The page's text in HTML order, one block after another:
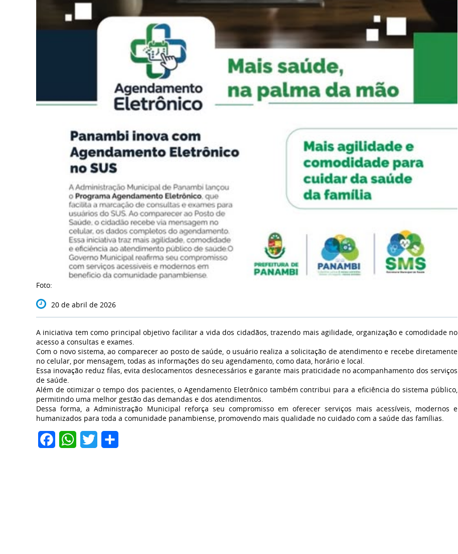
Foto:
20 de abril de 2026
A iniciativa tem como principal objetivo facilitar a vida dos cidadãos, trazendo mais agilidade, organização e comodidade no
acesso a consultas e exames.
Com o novo sistema, ao comparecer ao posto de saúde, o usuário realiza a solicitação de atendimento e recebe diretamente
no celular, por mensagem, todas as informações do seu agendamento, como data, horário e local.
Essa inovação reduz filas, evita deslocamentos desnecessários e garante mais praticidade no acompanhamento dos serviços
de saúde.
Além de otimizar o tempo dos pacientes, o Agendamento Eletrônico também contribui para a eficiência do sistema público,
permitindo uma melhor gestão das demandas e dos atendimentos.
Dessa forma, a Administração Municipal reforça seu compromisso em oferecer serviços mais acessíveis, modernos e
humanizados para toda a comunidade panambiense, promovendo mais qualidade no cuidado com a saúde das famílias.
FacebookWhatsApp
Twitter